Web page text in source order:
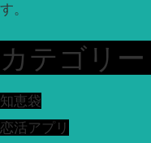
す。
カテゴリー
知恵袋
恋活アプリ